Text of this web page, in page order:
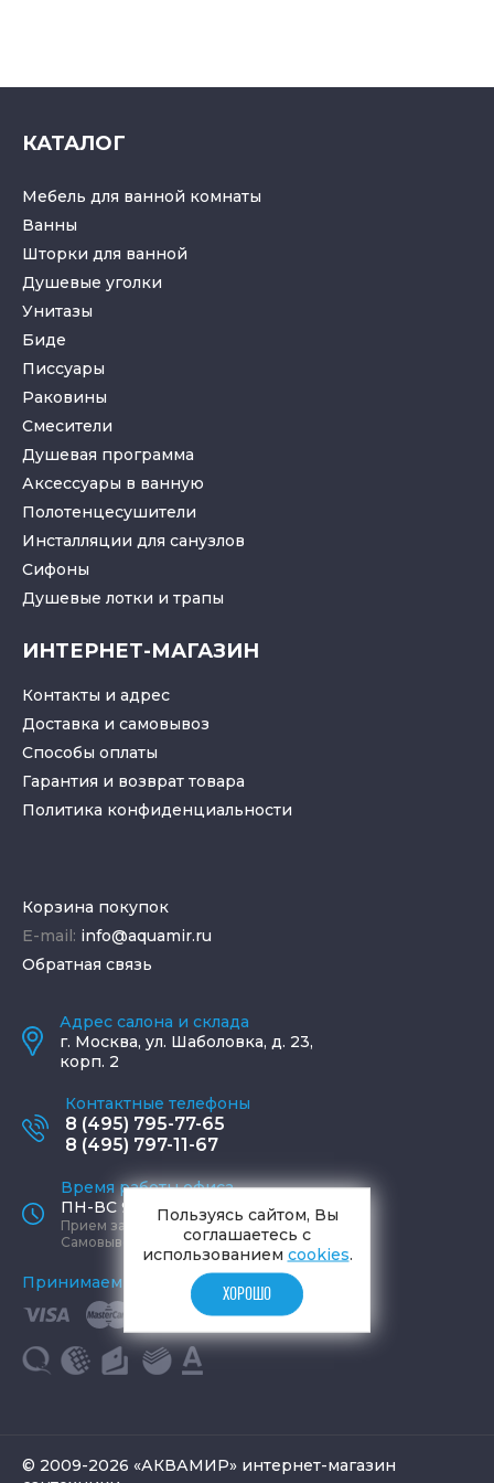
КАТАЛОГ
Мебель для ванной комнаты
Ванны
Шторки для ванной
Душевые уголки
Унитазы
Биде
Писсуары
Раковины
Смесители
Душевая программа
Аксессуары в ванную
Полотенцесушители
Инсталляции для санузлов
Cифоны
Душевые лотки и трапы
ИНТЕРНЕТ-МАГАЗИН
Контакты и адрес
Доставка и самовывоз
Способы оплаты
Гарантия и возврат товара
Политика конфиденциальности
Корзина покупок
E-mail: info@aquamir.ru
Обратная связь
Адрес салона и склада
г. Москва, ул. Шаболовка, д. 23,
корп. 2
Контактные телефоны
8 (495) 795-77-65
8 (495) 797-11-67
Время работы офиса
ПН-ВС 9:00 - 19:00
Прием заказов круглосуточно
Самовывоз ПН-СБ 9-19, ВС 12-17
Принимаем к оплате
© 2009-2026 «АКВАМИР» интернет-магазин
Пользуясь сайтом, Вы
соглашаетесь с
использованием cookies.
ХОРОШО